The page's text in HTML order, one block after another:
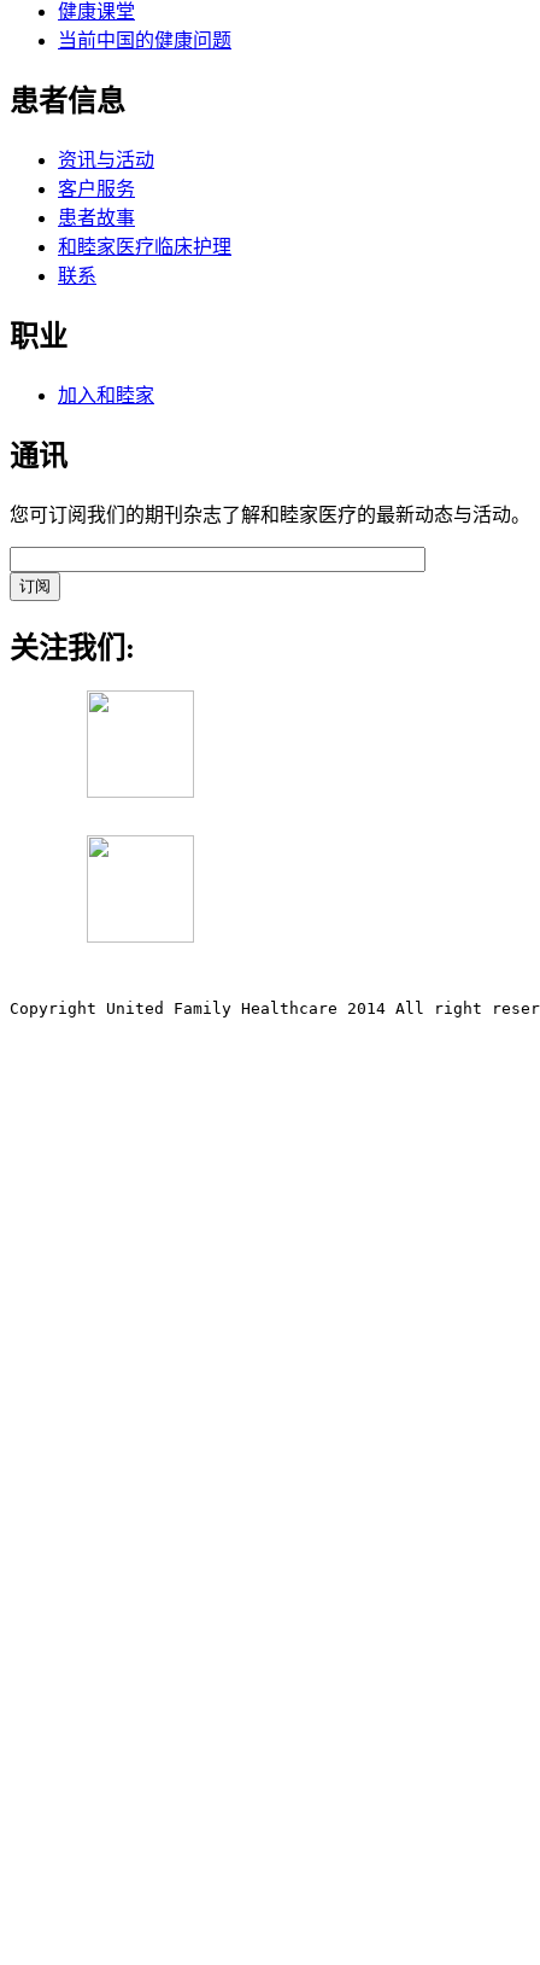
健康课堂
当前中国的健康问题
患者信息
资讯与活动
客户服务
患者故事
和睦家医疗临床护理
联系
职业
加入和睦家
通讯
您可订阅我们的期刊杂志了解和睦家医疗的最新动态与活动。
关注我们:
Copyright United Family Healthcare 2014 All right